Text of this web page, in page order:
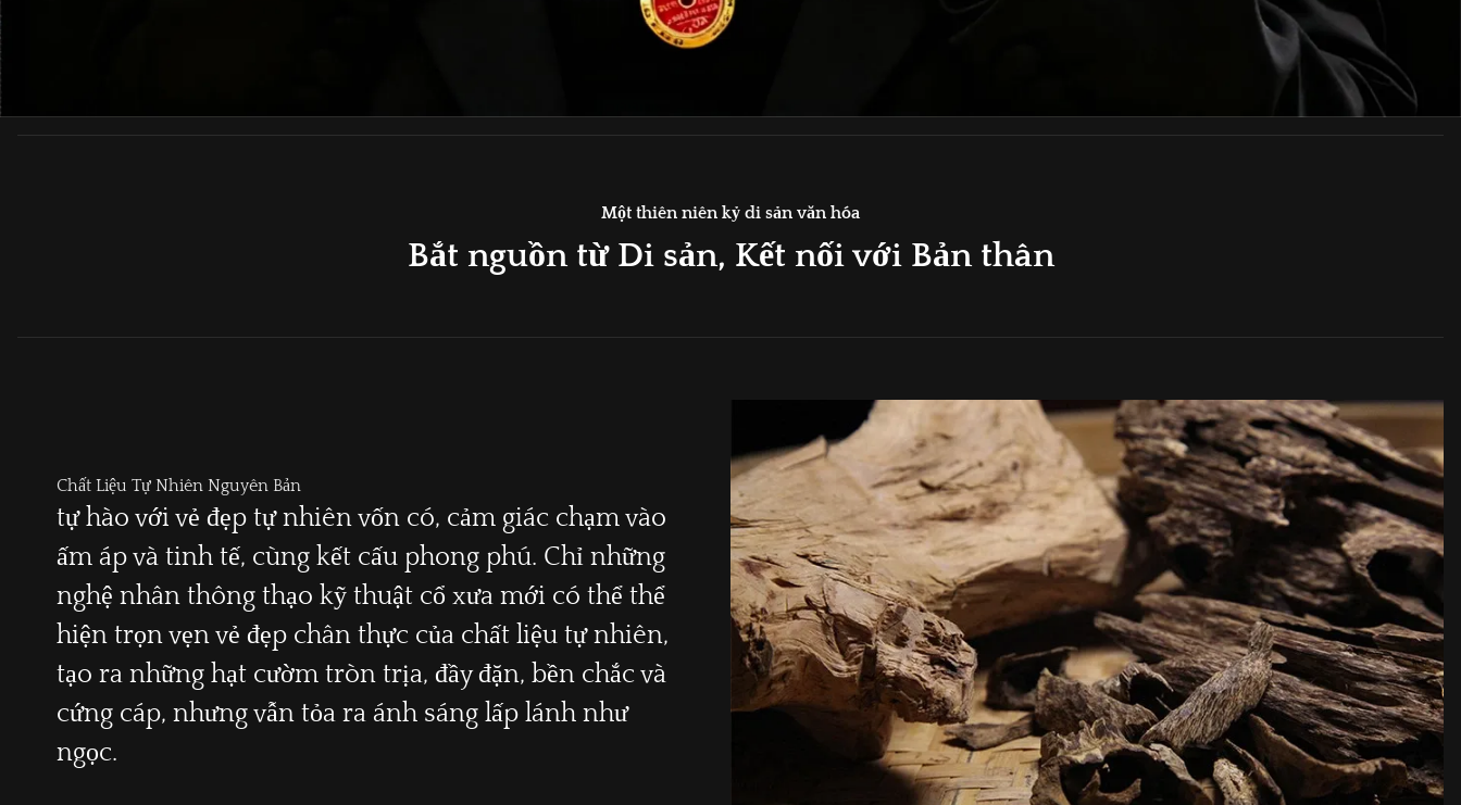
Một thiên niên kỷ di sản văn hóa
Bắt nguồn từ Di sản, Kết nối với Bản thân
Chất Liệu Tự Nhiên Nguyên Bản
tự hào với vẻ đẹp tự nhiên vốn có, cảm giác chạm vào
ấm áp và tinh tế, cùng kết cấu phong phú. Chỉ những
nghệ nhân thông thạo kỹ thuật cổ xưa mới có thể thể
hiện trọn vẹn vẻ đẹp chân thực của chất liệu tự nhiên,
tạo ra những hạt cườm tròn trịa, đầy đặn, bền chắc và
cứng cáp, nhưng vẫn tỏa ra ánh sáng lấp lánh như
ngọc.